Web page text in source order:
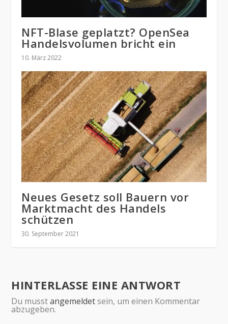
NFT-Blase geplatzt? OpenSea
Handelsvolumen bricht ein
10. März 2022
Neues Gesetz soll Bauern vor
Marktmacht des Handels
schützen
30. September 2021
HINTERLASSE EINE ANTWORT
Du musstangemeldetsein, um einen Kommentar
abzugeben.